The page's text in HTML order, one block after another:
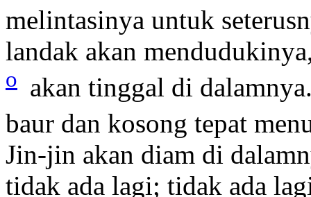
melintasinya untuk
landak akan
o akan tinggal di
baur dan kosong tepat
Jin-jin akan diam di
tidak ada lagi; tidak ada